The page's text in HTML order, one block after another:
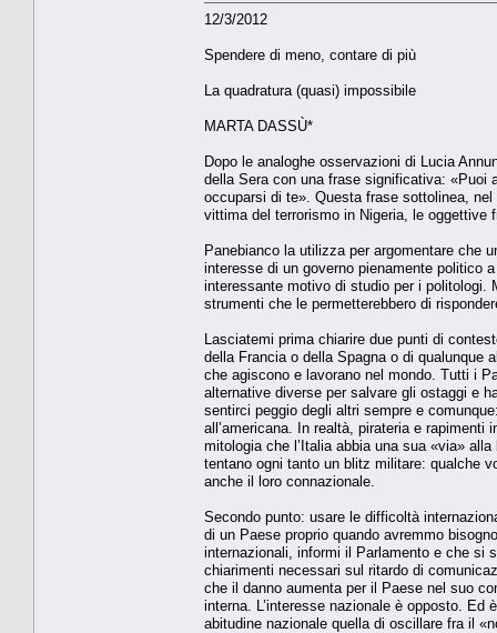
12/3/2012
Spendere di meno, contare di più
La quadratura (quasi) impossibile
MARTA DASSÙ*
Dopo le analoghe osservazioni di Lucia
della Sera con una frase significativa: «Puoi
occuparsi di te». Questa frase sottolinea,
vittima del terrorismo in Nigeria, le oggettive
Panebianco la utilizza per argomentare che
interesse di un governo pienamente politico
interessante motivo di studio per i politologi.
strumenti che le permetterebbero di
Lasciatemi prima chiarire due punti di
della Francia o della Spagna o di qualunque
che agiscono e lavorano nel mondo. Tutti i
alternative diverse per salvare gli ostaggi e
sentirci peggio degli altri sempre e
all’americana. In realtà, pirateria e rapimenti
mitologia che l’Italia abbia una sua «via»
tentano ogni tanto un blitz militare: qualche
anche il loro connazionale.
Secondo punto: usare le difficoltà
di un Paese proprio quando avremmo
internazionali, informi il Parlamento e che si
chiarimenti necessari sul ritardo di
che il danno aumenta per il Paese nel suo
interna. L’interesse nazionale è opposto. Ed
abitudine nazionale quella di oscillare fra il